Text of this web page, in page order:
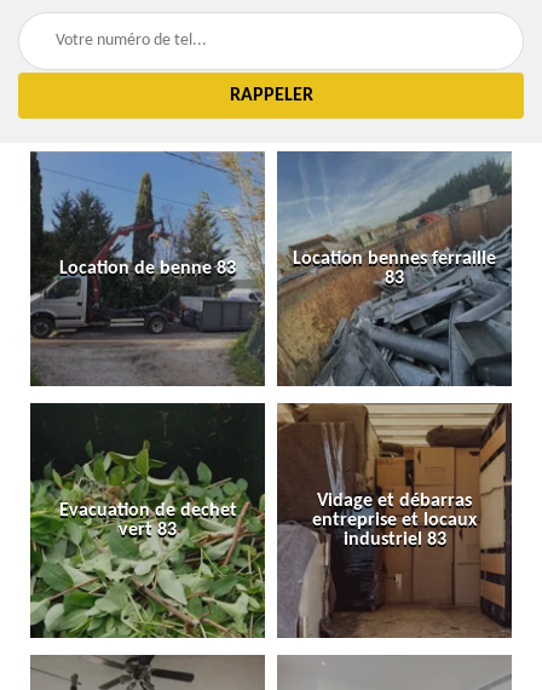
Location de benne 83
Location bennes ferraille
83
Evacuation de dechet
vert 83
Vidage et débarras
entreprise et locaux
industriel 83